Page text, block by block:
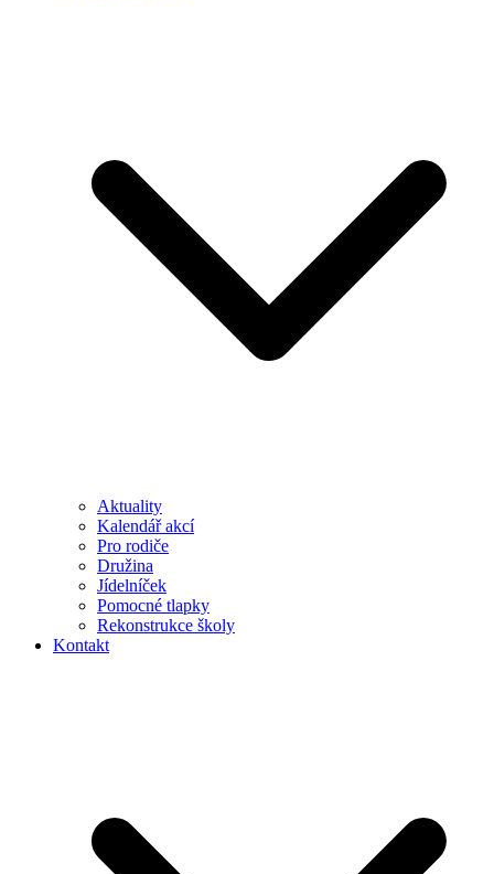
Aktuality
Kalendář akcí
Pro rodiče
Družina
Jídelníček
Pomocné tlapky
Rekonstrukce školy
Kontakt